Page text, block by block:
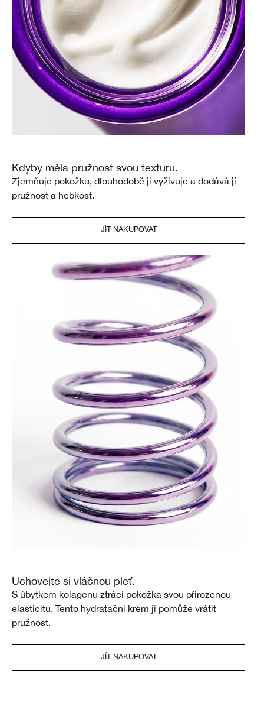
Kdyby měla pružnost svou texturu.
Zjemňuje pokožku, dlouhodobě ji vyživuje a dodává jí
pružnost a hebkost.
JÍT NAKUPOVAT
Uchovejte si vláčnou pleť.
S úbytkem kolagenu ztrácí pokožka svou přirozenou
elasticitu. Tento hydratační krém jí pomůže vrátit
pružnost.
JÍT NAKUPOVAT